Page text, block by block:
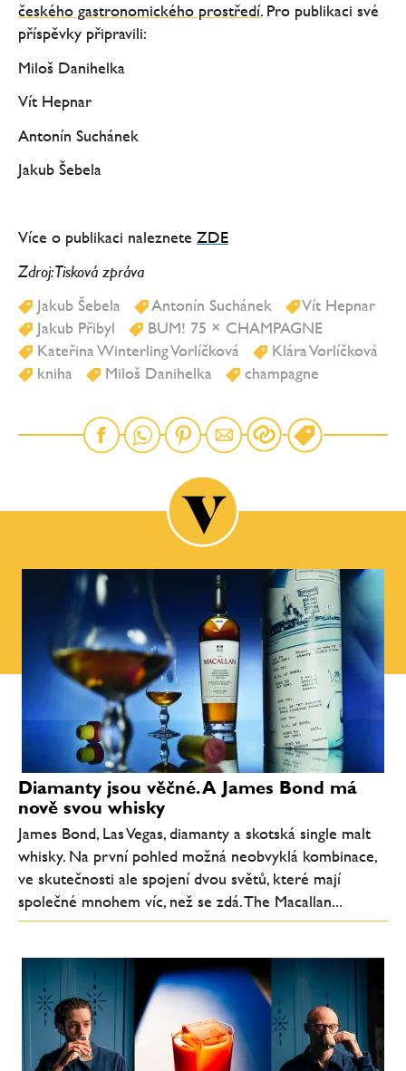
českého gastronomického prostředí.Pro publikaci své
příspěvky připravili:
Miloš Danihelka
Vít Hepnar
Antonín Suchánek
Jakub Šebela
Více o publikaci naleznete ZDE
Zdroj: Tisková zpráva
Jakub Šebela
Antonín Suchánek
Vít Hepnar
Jakub Přibyl
BUM! 75 × CHAMPAGNE
Kateřina Winterling Vorlíčková
Klára Vorlíčková
kniha
Miloš Danihelka champagne
Diamanty jsou věčné. A James Bond má
nově svou whisky
James Bond, Las Vegas, diamanty a skotská single malt
whisky. Na první pohled možná neobvyklá kombinace,
ve skutečnosti ale spojení dvou světů, které mají
společné mnohem víc, než se zdá. The Macallan...